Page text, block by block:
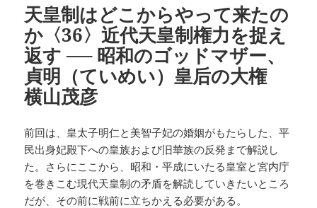
天皇制はどこからやって来たの
か〈36〉近代天皇制権力を捉え
返す ── 昭和のゴッドマザー、
貞明（ていめい）皇后の大権
横山茂彦
前回は、皇太子明仁と美智子妃の婚姻がもたらした、平
民出身妃殿下への皇族および旧華族の反発まで解説し
た。さらにここから、昭和・平成にいたる皇室と宮内庁
を巻きこむ現代天皇制の矛盾を解読していきたいところ
だが、その前に戦前に立ちかえる必要がある。